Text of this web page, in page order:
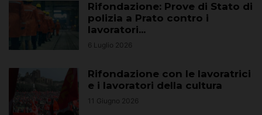
Rifondazione: Prove di Stato di
polizia a Prato contro i
lavoratori...
6 Luglio 2026
Rifondazione con le lavoratrici
e i lavoratori della cultura
11 Giugno 2026